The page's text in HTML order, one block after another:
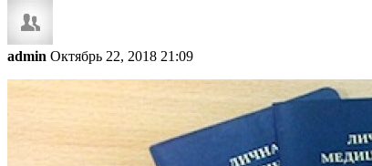
admin Октябрь 22, 2018 21:09